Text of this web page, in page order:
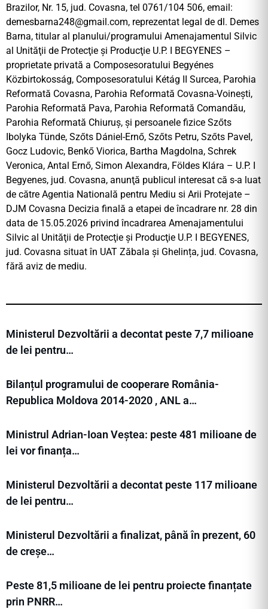
Brazilor, Nr. 15, jud. Covasna, tel 0761/104 506, email:
demesbarna248@gmail.com, reprezentat legal de dl. Demes
Barna, titular al planului/programului Amenajamentul Silvic
al Unităţii de Protecţie şi Producţie U.P. I BEGYENES –
proprietate privată a Composesoratului Begyénes
Közbirtokosság, Composesoratului Kétág II Surcea, Parohia
Reformată Covasna, Parohia Reformată Covasna-Voinești,
Parohia Reformată Pava, Parohia Reformată Comandău,
Parohia Reformată Chiuruș, și persoanele fizice Szőts
Ibolyka Tünde, Szőts Dániel-Ernő, Szőts Petru, Szőts Pavel,
Gocz Ludovic, Benkő Viorica, Bartha Magdolna, Schrek
Veronica, Antal Ernő, Simon Alexandra, Földes Klára – U.P. I
Begyenes, jud. Covasna, anunţă publicul interesat că s-a luat
de către Agentia Natională pentru Mediu si Arii Protejate –
DJM Covasna Decizia finală a etapei de încadrare nr. 28 din
data de 15.05.2026 privind încadrarea Amenajamentului
Silvic al Unităţii de Protecţie şi Producţie U.P. I BEGYENES,
jud. Covasna situat în UAT Zăbala și Ghelința, jud. Covasna,
fără aviz de mediu.
Ministerul Dezvoltării a decontat peste 7,7 milioane
de lei pentru…
Bilanțul programului de cooperare România-
Republica Moldova 2014-2020 , ANL a…
Ministrul Adrian-Ioan Veștea: peste 481 milioane de
lei vor finanța…
Ministerul Dezvoltării a decontat peste 117 milioane
de lei pentru…
Ministerul Dezvoltării a finalizat, până în prezent, 60
de creșe…
Peste 81,5 milioane de lei pentru proiecte finanțate
prin PNRR…